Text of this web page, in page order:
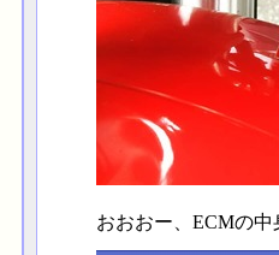
おおおー、ECMの中